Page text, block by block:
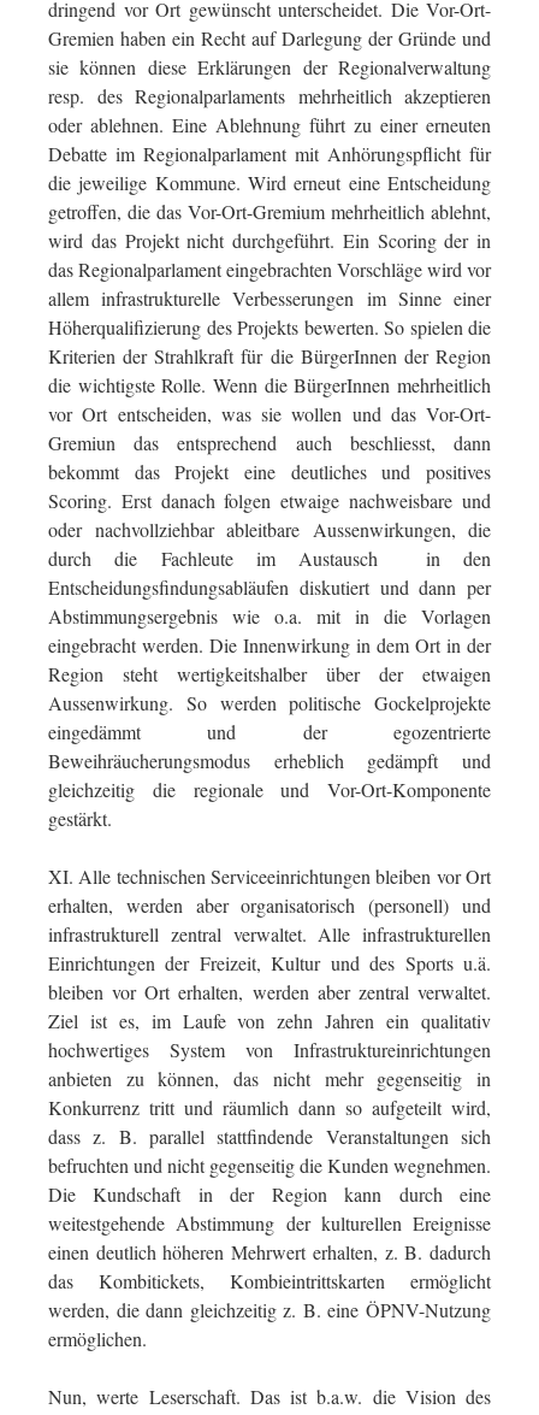
dringend vor Ort gewünscht unterscheidet. Die Vor-Ort-
Gremien haben ein Recht auf Darlegung der Gründe und
sie können diese Erklärungen der Regionalverwaltung
resp. des Regionalparlaments mehrheitlich akzeptieren
oder ablehnen. Eine Ablehnung führt zu einer erneuten
Debatte im Regionalparlament mit Anhörungspflicht für
die jeweilige Kommune. Wird erneut eine Entscheidung
getroffen, die das Vor-Ort-Gremium mehrheitlich ablehnt,
wird das Projekt nicht durchgeführt. Ein Scoring der in
das Regionalparlament eingebrachten Vorschläge wird vor
allem infrastrukturelle Verbesserungen im Sinne einer
Höherqualifizierung des Projekts bewerten. So spielen die
Kriterien der Strahlkraft für die BürgerInnen der Region
die wichtigste Rolle. Wenn die BürgerInnen mehrheitlich
vor Ort entscheiden, was sie wollen und das Vor-Ort-
Gremiun das entsprechend auch beschliesst, dann
bekommt das Projekt eine deutliches und positives
Scoring. Erst danach folgen etwaige nachweisbare und
oder nachvollziehbar ableitbare Aussenwirkungen, die
durch die Fachleute im Austausch in den
Entscheidungsfindungsabläufen diskutiert und dann per
Abstimmungsergebnis wie o.a. mit in die Vorlagen
eingebracht werden. Die Innenwirkung in dem Ort in der
Region steht wertigkeitshalber über der etwaigen
Aussenwirkung. So werden politische Gockelprojekte
eingedämmt und der egozentrierte
Beweihräucherungsmodus erheblich gedämpft und
gleichzeitig die regionale und Vor-Ort-Komponente
gestärkt.
XI. Alle technischen Serviceeinrichtungen bleiben vor Ort
erhalten, werden aber organisatorisch (personell) und
infrastrukturell zentral verwaltet. Alle infrastrukturellen
Einrichtungen der Freizeit, Kultur und des Sports u.ä.
bleiben vor Ort erhalten, werden aber zentral verwaltet.
Ziel ist es, im Laufe von zehn Jahren ein qualitativ
hochwertiges System von Infrastruktureinrichtungen
anbieten zu können, das nicht mehr gegenseitig in
Konkurrenz tritt und räumlich dann so aufgeteilt wird,
dass z. B. parallel stattfindende Veranstaltungen sich
befruchten und nicht gegenseitig die Kunden wegnehmen.
Die Kundschaft in der Region kann durch eine
weitestgehende Abstimmung der kulturellen Ereignisse
einen deutlich höheren Mehrwert erhalten, z. B. dadurch
das Kombitickets, Kombieintrittskarten ermöglicht
werden, die dann gleichzeitig z. B. eine ÖPNV-Nutzung
ermöglichen.
Nun, werte Leserschaft. Das ist b.a.w. die Vision des